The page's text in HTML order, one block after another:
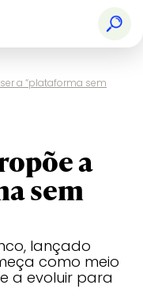
a “plataforma sem
a
sem
lançado
como meio
a evoluir para